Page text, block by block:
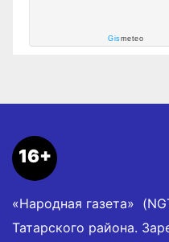
Gismeteo
16+
«Народная газета»
Татарского района.